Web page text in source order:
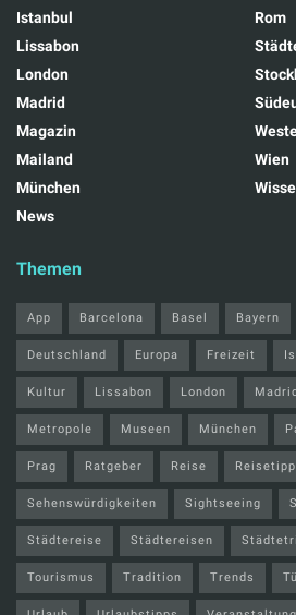
Istanbul
Lissabon
London
Madrid
Magazin
Mailand
München
News
Rom
Wien
Themen
App Barcelona Basel Bayern
Deutschland Europa Freizeit
Kultur Lissabon London Madrid
Metropole Museen München
Prag Ratgeber Reise
Sehenswürdigkeiten Sightseeing
Städtereise Städtereisen
Tourismus Tradition Trends